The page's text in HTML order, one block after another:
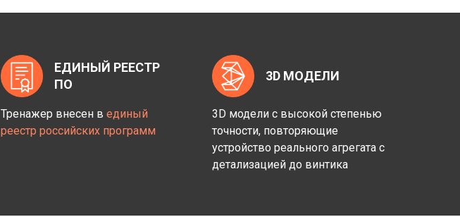
ЕДИНЫЙ РЕЕСТР
ПО
Тренажер внесен в единый
реестр российских программ
3D МОДЕЛИ
3D модели с высокой степенью
точности, повторяющие
устройство реального агрегата с
детализацией до винтика